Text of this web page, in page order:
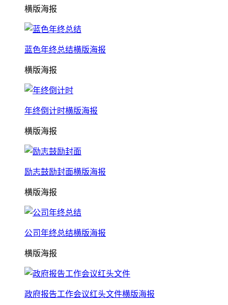
横版海报
蓝色年终总结横版海报
横版海报
年终倒计时横版海报
横版海报
励志鼓励封面横版海报
横版海报
公司年终总结横版海报
横版海报
政府报告工作会议红头文件横版海报